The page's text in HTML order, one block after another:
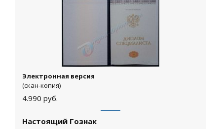
Электронная версия
(скан-копия)
4.990 руб.
Настоящий Гознак